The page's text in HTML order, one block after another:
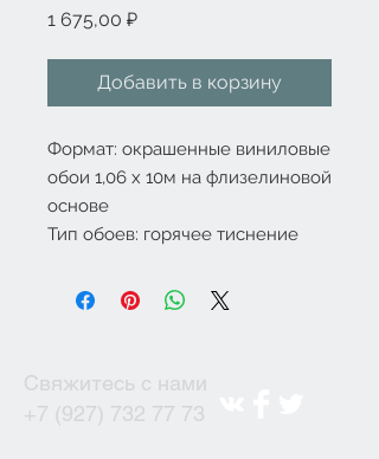
1 675,00 ₽Цена
Добавить в корзину
Формат: окрашенные виниловые
обои 1,06 x 10м на флизелиновой
основе
Тип обоев: горячее тиснение
Свяжитесь с нами
+7 (927) 732 77 73